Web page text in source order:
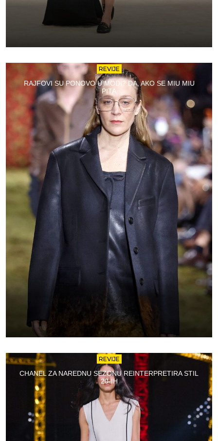
REVIJE
RAJFOVI SU PONOVO U MODI? DA, AKO SE MIU MIU
PITA
REVIJE
CHANEL ZA NAREDNU SEZONU REINTERPRETIRA STIL
20-IH